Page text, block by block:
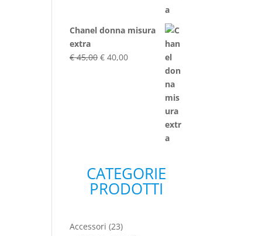
Chanel donna misura
extra
€45,00 Il
€ 40,00Il
CATEGORIE
PRODOTTI
Accessori 2323